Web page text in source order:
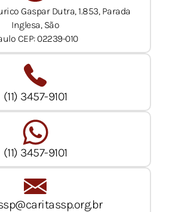
Gaspar Dutra, 1.853, Parada
Inglesa, São
CEP: 02239-010
(11) 3457-9101
(11) 3457-9101